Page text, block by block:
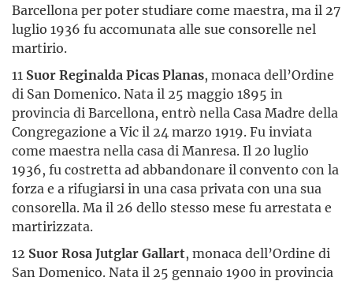
Barcellona per poter studiare come maestra, ma il 27
luglio 1936 fu accomunata alle sue consorelle nel
martirio.
11 Suor Reginalda Picas Planas, monaca dell’Ordine
di San Domenico. Nata il 25 maggio 1895 in
provincia di Barcellona, entrò nella Casa Madre della
Congregazione a Vic il 24 marzo 1919. Fu inviata
come maestra nella casa di Manresa. Il 20 luglio
1936, fu costretta ad abbandonare il convento con la
forza e a rifugiarsi in una casa privata con una sua
consorella. Ma il 26 dello stesso mese fu arrestata e
martirizzata.
12 Suor Rosa Jutglar Gallart, monaca dell’Ordine di
San Domenico. Nata il 25 gennaio 1900 in provincia